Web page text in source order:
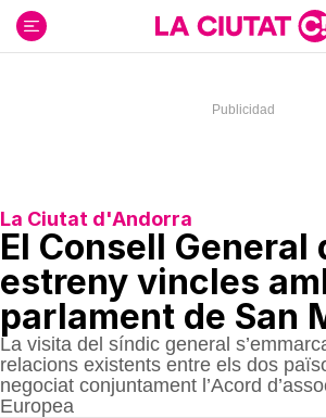
contenido
La Ciutat d'Andorra
El Consell General
estreny vincles
parlament de San
La visita del síndic general
relacions existents entre els dos
negociat conjuntament l’Acord
Europea